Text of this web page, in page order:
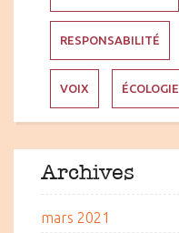
RESPONSABILITÉ
VOIX ÉCOLOGIE
Archives
mars 2021